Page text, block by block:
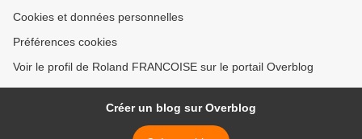
Cookies et données personnelles
Préférences cookies
Voir le profil de Roland FRANCOISE sur le portail Overblog
Créer un blog sur Overblog